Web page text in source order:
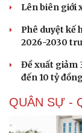
Dinh dưỡng -
Sản phụ khoa
Lên biên giới
Phê duyệt kế
2026-2030
Đề xuất giảm
đến 10 tỷ
QUÂN SỰ -